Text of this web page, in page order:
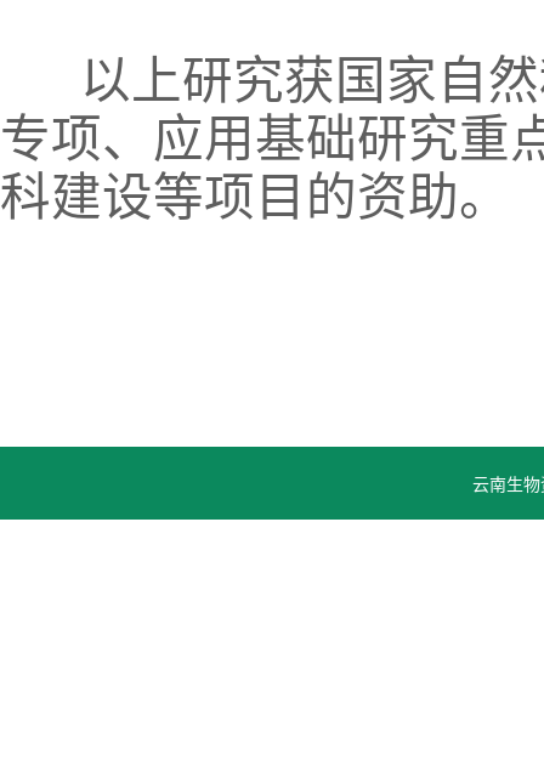
以上研究获国家自
专项、应用基础研究重
科建设等项目的资助。
云南生